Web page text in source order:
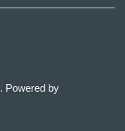
. Powered by